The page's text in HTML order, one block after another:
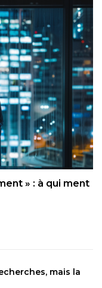
» : à qui ment
mais la